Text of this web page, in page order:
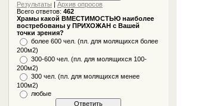
Результаты |Архив опросов
Всего ответов:462
Храмы какой ВМЕСТИМОСТЬЮ наиболее
востребованы у ПРИХОЖАН с Вашей
точки зрения?
более 600 чел. (пл. для молящихся более
200м2)
300-600 чел. (пл. для молящихся 100-
200м2)
300 чел. (пл. для молящихся менее
100м2)
любые